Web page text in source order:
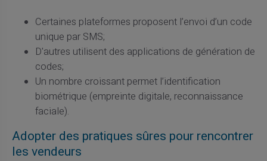
Certaines plateformes proposent l’envoi d’un code
unique par SMS;
D'autres utilisent des applications de génération de
codes;
Un nombre croissant permet l’identification
biométrique (empreinte digitale, reconnaissance
faciale).
Adopter des pratiques sûres pour rencontrer
les vendeurs